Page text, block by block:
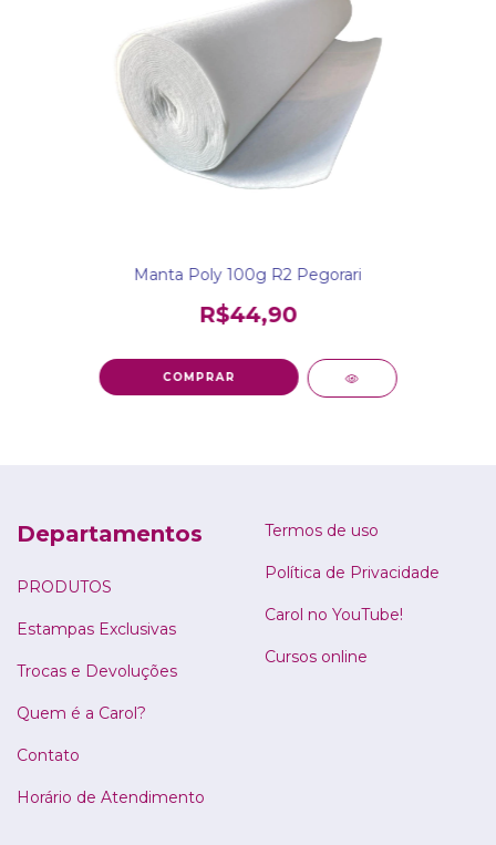
Manta Poly 100g R2 Pegorari
R$44,90
Departamentos
PRODUTOS
Estampas Exclusivas
Trocas e Devoluções
Quem é a Carol?
Contato
Horário de Atendimento
Termos de uso
Política de Privacidade
Carol no YouTube!
Cursos online